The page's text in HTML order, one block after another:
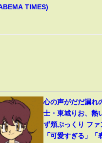
TIMES)
心の声がだだ漏れ
士・東城りお、熱
ず頬ぷっくり ファ
「可愛すぎる」「